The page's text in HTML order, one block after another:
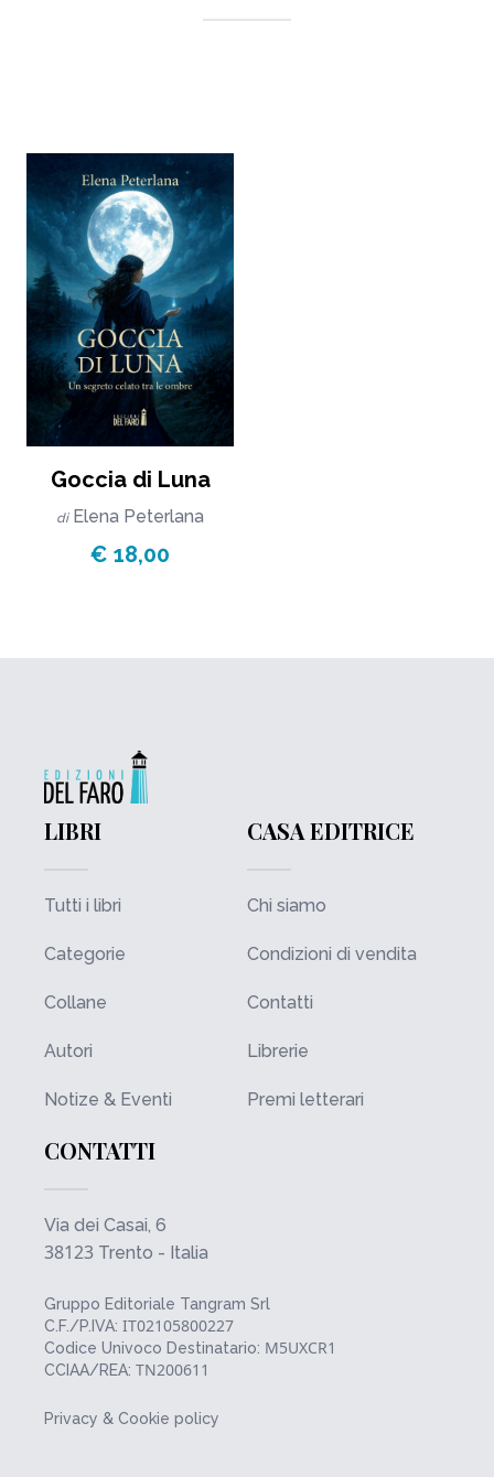
Goccia di Luna
di Elena Peterlana
€ 18,00
LIBRI
Tutti i libri
Categorie
Collane
Autori
Notize & Eventi
CASA EDITRICE
Chi siamo
Condizioni di vendita
Contatti
Librerie
Premi letterari
CONTATTI
Via dei Casai, 6
38123 Trento - Italia
Gruppo Editoriale Tangram Srl
C.F./P.IVA: IT02105800227
Codice Univoco Destinatario: M5UXCR1
CCIAA/REA: TN200611
Privacy & Cookie policy